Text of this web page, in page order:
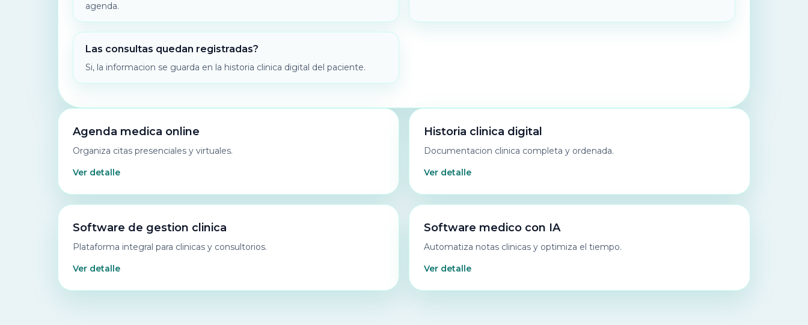
agenda.
Las consultas quedan registradas?
Si, la informacion se guarda en la historia clinica digital del paciente.
Agenda medica online
Organiza citas presenciales y virtuales.
Ver detalle
Historia clinica digital
Documentacion clinica completa y ordenada.
Ver detalle
Software de gestion clinica
Plataforma integral para clinicas y consultorios.
Ver detalle
Software medico con IA
Automatiza notas clinicas y optimiza el tiempo.
Ver detalle